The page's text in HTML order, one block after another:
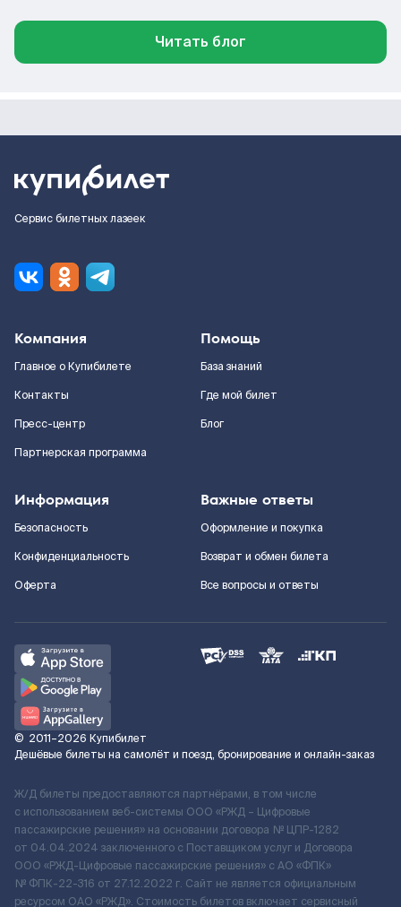
Читать блог
Сервис билетных лазеек
Компания
Главное о Купибилете
Контакты
Пресс-центр
Партнерская программа
Помощь
База знаний
Где мой билет
Блог
Информация
Безопасность
Конфиденциальность
Оферта
Важные ответы
Оформление и покупка
Возврат и обмен билета
Все вопросы и ответы
© 2011–2026 Купибилет
Дешёвые билеты на самолёт и поезд, бронирование и онлайн-заказ
Ж/Д билеты предоставляются партнёрами, в том числе
с использованием веб-системы ООО «РЖД – Цифровые
пассажирские решения» на основании договора № ЦПР-1282
от 04.04.2024 заключенного с Поставщиком услуг и Договора
ООО «РЖД-Цифровые пассажирские решения» c АО «ФПК»
№ ФПК-22-316 от 27.12.2022 г. Сайт не является официальным
ресурсом ОАО «РЖД». Стоимость билетов включает сервисный